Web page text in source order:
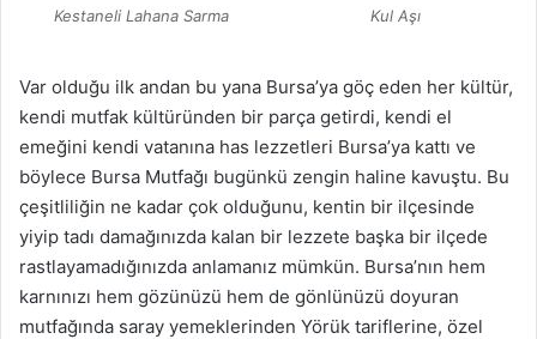
Kestaneli Lahana Sarma Kul Aşı
Var olduğu ilk andan bu yana Bursa’ya göç eden her kültür,
kendi mutfak kültüründen bir parça getirdi, kendi el
emeğini kendi vatanına has lezzetleri Bursa’ya kattı ve
böylece Bursa Mutfağı bugünkü zengin haline kavuştu. Bu
çeşitliliğin ne kadar çok olduğunu, kentin bir ilçesinde
yiyip tadı damağınızda kalan bir lezzete başka bir ilçede
rastlayamadığınızda anlamanız mümkün. Bursa’nın hem
karnınızı hem gözünüzü hem de gönlünüzü doyuran
mutfağında saray yemeklerinden Yörük tariflerine, özel